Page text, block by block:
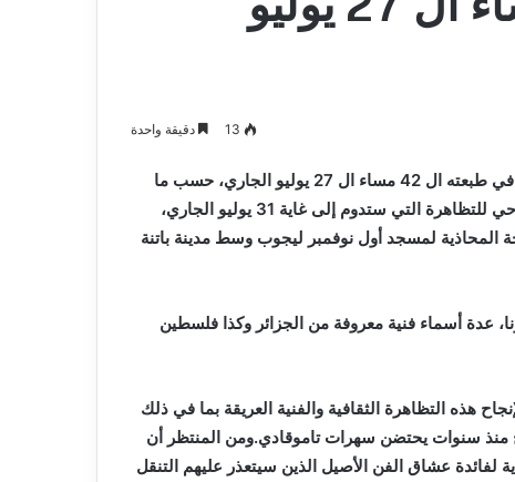
13 دقيقة واحدة
ستنطلق تظاهرة المهرجان الثقافي الدولي تيمقاد بولاية باتنة في طبعته ال 42 مساء ال 27 يوليو الجاري، حسب ما
علم يوم الجمعة من محافظة المهرجان.وسيتميز الحفل الافتتاحي للتظاهرة التي ستدوم إلى غاية 31 يوليو الجاري،
لمسجد أول نوفمبر ليجوب وسط مدينة باتنة
عدة أسماء فنية معروفة من الجزائر وكذا فلسطين
هذه التظاهرة الثقافية والفنية العريقة بما في ذلك
منذ سنوات يحتضن سهرات تاموقادي.ومن المنتظر أن
عشاق الفن الأصيل الذين سيتعذر عليهم التنقل